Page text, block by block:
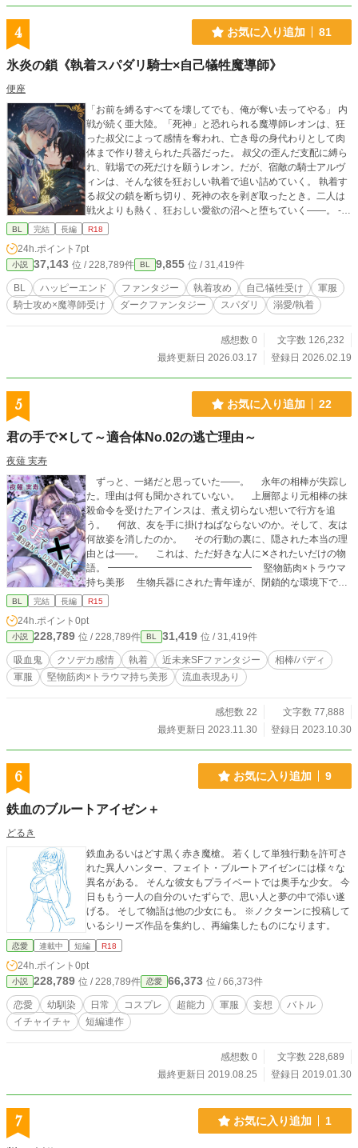
4 お気に入り追加 81
氷炎の鎖《執着スパダリ騎士×自己犠牲魔導師》
便座
​「お前を縛るすべてを壊してでも、俺が奪い去ってやる」 ​内
戦が続く亜大陸。「死神」と恐れられる魔導師レオンは、狂
った叔父によって感情を奪われ、亡き母の身代わりとして肉
体まで作り替えられた兵器だった。 叔父の歪んだ支配に縛ら
れ、戦場での死だけを願うレオン。だが、宿敵の騎士アルヴ
ィンは、そんな彼を狂おしい執着で追い詰めていく。 ​執着す
る叔父の鎖を断ち切り、死神の衣を剥ぎ取ったとき。二人は
戦火よりも熱く、狂おしい愛欲の沼へと堕ちていく――。 ----
-------------------------------- ■普段はBLを愛する絵描きとして活
にするため、AIをパートナーに迎えて小説という形で執筆し
ました。表紙や挿絵は自作となります。 ■全12万文字（全37
話予定）、執筆完了済み・毎日22時（完結まで毎日投稿予定
です。 ■R18描写含まれます。また、精神的、肉体的な官能
描写が含まれるエピソードには、タイトル末尾に（R）を表
後は番外編やスピンオフを投稿予定です。お付き合いいただ
BL 完結 長編 R18
24h.ポイント 7pt
小説 37,143 位 / 228,789件 BL 9,855 位 / 31,419件
BL ハッピーエンド ファンタジー 執着攻め 自己犠牲受け
軍服
騎士攻め×魔導師受け
ダークファンタジー スパダリ 溺愛/執着
感想数 0
文字数 126,232
最終更新日 2026.03.17
登録日 2026.02.19
5 お気に入り追加 22
君の手で‪‪✕‬して～適合体No.02の逃亡理由～
夜薙 実寿
ずっと、一緒だと思っていた――。 永年の相棒が失踪し
た。理由は何も聞かされていない。 上層部より元相棒の抹
殺命令を受けたアインスは、煮え切らない想いで行方を追
う。 何故、友を手に掛けねばならないのか。そして、友は
何故姿を消したのか。 その行動の裏に、隠された本当の理
由とは――。 これは、ただ好きな人に✕‬されたいだけの物
語。 ━━━━━━━━━━━━━━━ 堅物筋肉×トラウマ
持ち美形 生物兵器にされた青年達が、閉鎖的な環境下で互
いを慈しみ合い、いつしか特別な関係になっていくお話。
ら、後半が解答編。 BLみが出てくるのは後半からです(遅)
・近未来SFファンタジーBL ・流血表現、軽度の性表現、鬱
展開有り ・表紙は自作(アイビスペイント素材使用) 全35話。
約7万5千字。
BL 完結 長編 R15
24h.ポイント 0pt
小説 228,789 位 / 228,789件 BL 31,419 位 / 31,419件
吸血鬼 クソデカ感情 執着 近未来SFファンタジー
相棒/バディ
軍服
堅物筋肉×トラウマ持ち美形 流血表現あり
感想数 22
文字数 77,888
最終更新日 2023.11.30
登録日 2023.10.30
6 お気に入り追加 9
鉄血のブルートアイゼン＋
どるき
鉄血あるいはどす黒く赤き魔槍。 若くして単独行動を許可さ
れた異人ハンター、フェイト・ブルートアイゼンには様々な
異名がある。 そんな彼女もプライベートでは奥手な少女。 今
日ももう一人の自分のいたずらで、思い人と夢の中で添い遂
げる。 そして物語は他の少女にも。 ※ノクターンに投稿して
いるシリーズ作品を集約し、再編集したものになります。
恋愛 連載中 短編 R18
24h.ポイント 0pt
小説 228,789 位 / 228,789件 恋愛 66,373 位 / 66,373件
恋愛 幼馴染 日常 コスプレ 超能力 軍服 妄想
バトル
イチャイチャ
短編連作
感想数 0
文字数 228,689
最終更新日 2019.08.25
登録日 2019.01.30
7 お気に入り追加 1